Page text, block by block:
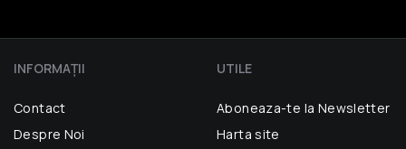
INFORMAŢII
Contact
Despre Noi
UTILE
Aboneaza-te la Newsletter
Harta site